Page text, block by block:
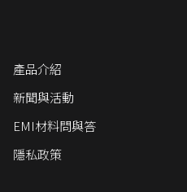
產品介紹
新聞與活動
EMI材料問與答
隱私政策